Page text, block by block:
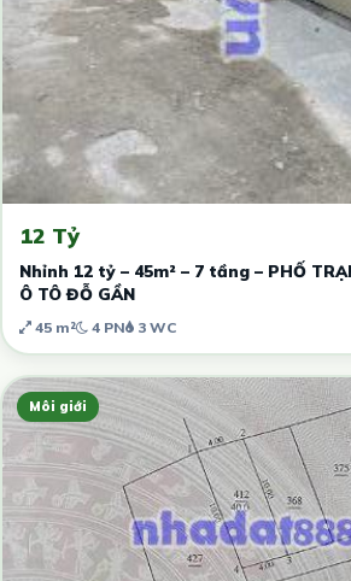
12 Tỷ
Nhỉnh 12 tỷ – 45m² – 7 tầng – PHỐ
Ô TÔ ĐỖ GẦN
45 m² 4 PN 3 WC
Môi giới